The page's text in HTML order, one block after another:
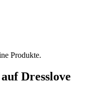
Produkte.
Dresslove